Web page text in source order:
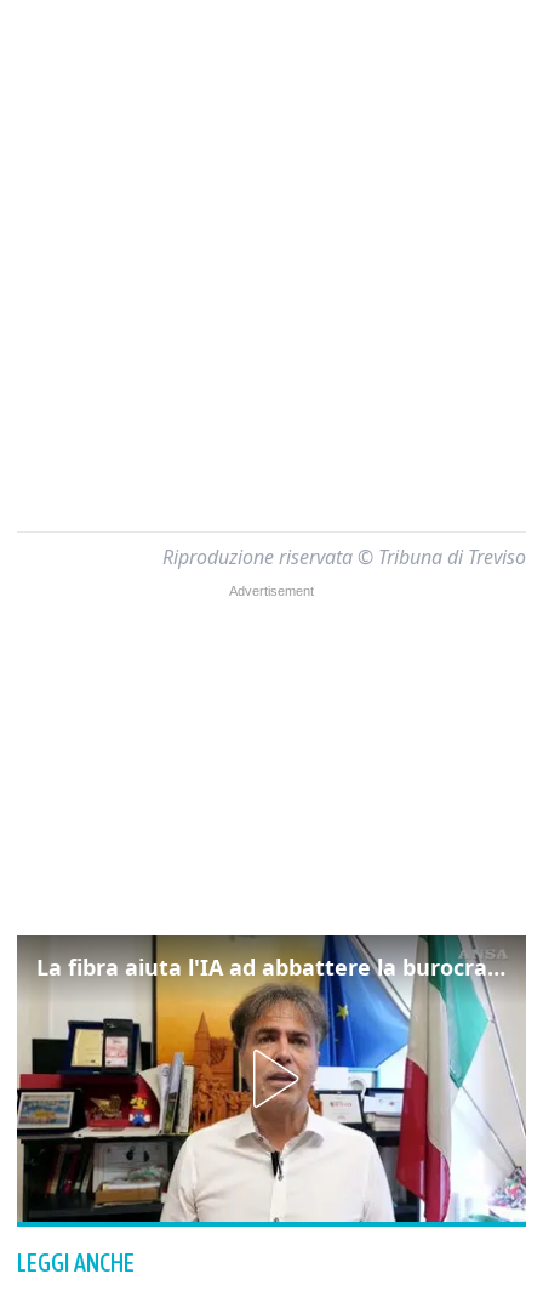
Riproduzione riservata © Tribuna di Treviso
La fibra aiuta l'IA ad abbattere la burocrazia, progetto pilota in Veneto
LEGGI ANCHE